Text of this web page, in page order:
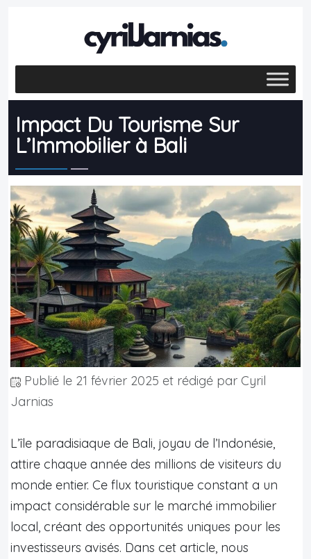
Impact Du Tourisme Sur
L’Immobilier à Bali
Publié le 21 février 2025 et rédigé par Cyril
Jarnias
L’île paradisiaque de Bali, joyau de l’Indonésie,
attire chaque année des millions de visiteurs du
monde entier. Ce flux touristique constant a un
impact considérable sur le marché immobilier
local, créant des opportunités uniques pour les
investisseurs avisés. Dans cet article, nous